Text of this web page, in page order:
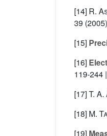
[14] R.
39
[15]
[16]
119-244 |
[17]T.
[18] M.
[19]